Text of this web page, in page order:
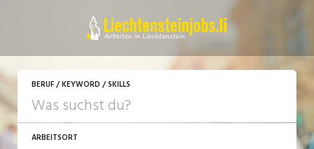
BERUF / KEYWORD / SKILLS
ARBEITSORT
JETZT BEWERBEN